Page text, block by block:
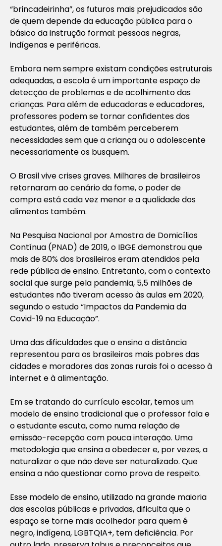
“brincadeirinha”, os futuros mais prejudicados são
de quem depende da educação pública para o
básico da instrução formal: pessoas negras,
indígenas e periféricas.
Embora nem sempre existam condições estruturais
adequadas, a escola é um importante espaço de
detecção de problemas e de acolhimento das
crianças. Para além de educadoras e educadores,
professores podem se tornar confidentes dos
estudantes, além de também perceberem
necessidades sem que a criança ou o adolescente
necessariamente os busquem.
O Brasil vive crises graves. Milhares de brasileiros
retornaram ao cenário da fome, o poder de
compra está cada vez menor e a qualidade dos
alimentos também.
Na Pesquisa Nacional por Amostra de Domicílios
Contínua (PNAD) de 2019, o IBGE demonstrou que
mais de 80% dos brasileiros eram atendidos pela
rede pública de ensino. Entretanto, com o contexto
social que surge pela pandemia, 5,5 milhões de
estudantes não tiveram acesso às aulas em 2020,
segundo o estudo “Impactos da Pandemia da
Covid-19 na Educação”.
Uma das dificuldades que o ensino a distância
representou para os brasileiros mais pobres das
cidades e moradores das zonas rurais foi o acesso à
internet e à alimentação.
Em se tratando do currículo escolar, temos um
modelo de ensino tradicional que o professor fala e
o estudante escuta, como numa relação de
emissão-recepção com pouca interação. Uma
metodologia que ensina a obedecer e, por vezes, a
naturalizar o que não deve ser naturalizado. Que
ensina a não questionar como prova de respeito.
Esse modelo de ensino, utilizado na grande maioria
das escolas públicas e privadas, dificulta que o
espaço se torne mais acolhedor para quem é
negro, indígena, LGBTQIA+, tem deficiência. Por